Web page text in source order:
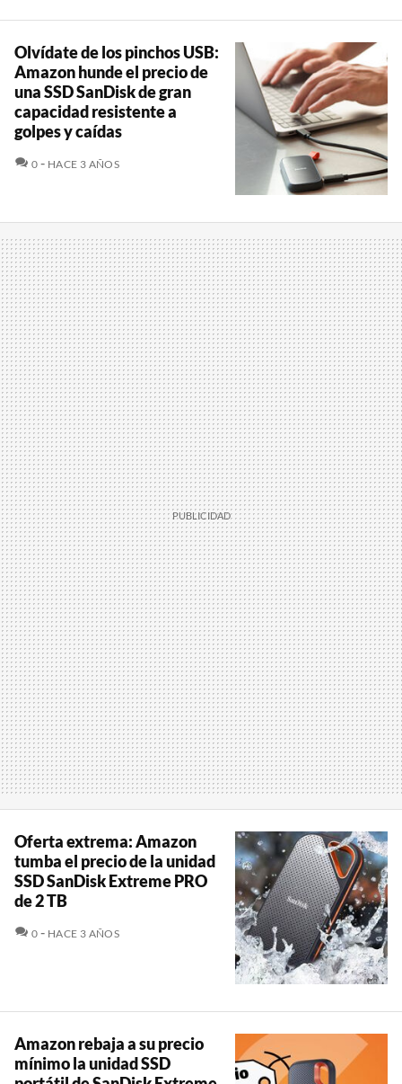
Olvídate de los pinchos USB:
Amazon hunde el precio de
una SSD SanDisk de gran
capacidad resistente a
golpes y caídas
0 COMENTARIOS
HACE 3 AÑOS
Oferta extrema: Amazon
tumba el precio de la unidad
SSD SanDisk Extreme PRO
de 2 TB
0 COMENTARIOS
HACE 3 AÑOS
Amazon rebaja a su precio
mínimo la unidad SSD